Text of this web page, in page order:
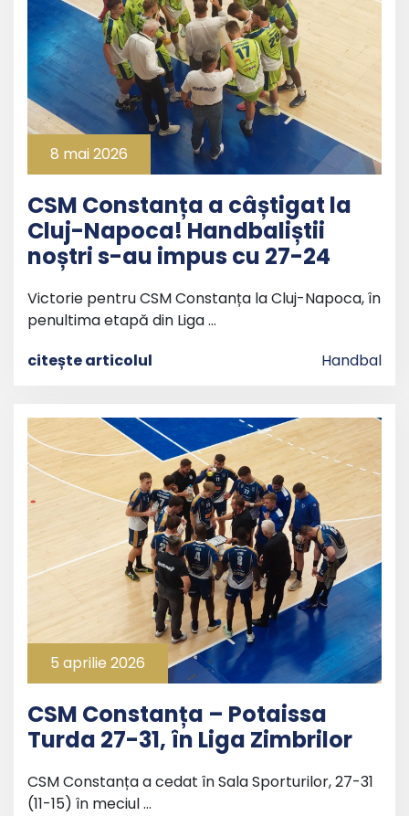
8 mai 2026
CSM Constanța a câștigat la
Cluj-Napoca! Handbaliștii
noștri s-au impus cu 27-24
Victorie pentru CSM Constanța la Cluj-Napoca, în
penultima etapă din Liga …
citește articolul
Handbal
5 aprilie 2026
CSM Constanța – Potaissa
Turda 27-31, în Liga Zimbrilor
CSM Constanța a cedat în Sala Sporturilor, 27-31
(11-15) în meciul …